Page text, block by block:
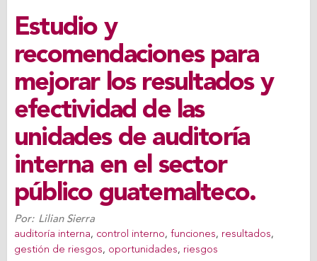
Estudio y
recomendaciones para
mejorar los resultados y
efectividad de las
unidades de auditoría
interna en el sector
público guatemalteco.
Por: Lilian Sierra
auditoría interna, control interno, funciones, resultados,
gestión de riesgos, oportunidades, riesgos